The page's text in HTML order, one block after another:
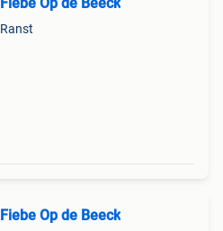
Ranst
Fiebe Op de Beeck